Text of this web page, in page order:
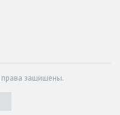
права защищены.